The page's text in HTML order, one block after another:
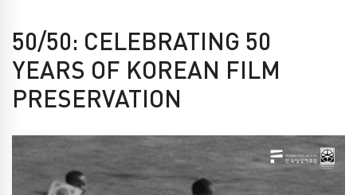
50/50: CELEBRATING 50
YEARS OF KOREAN FILM
PRESERVATION